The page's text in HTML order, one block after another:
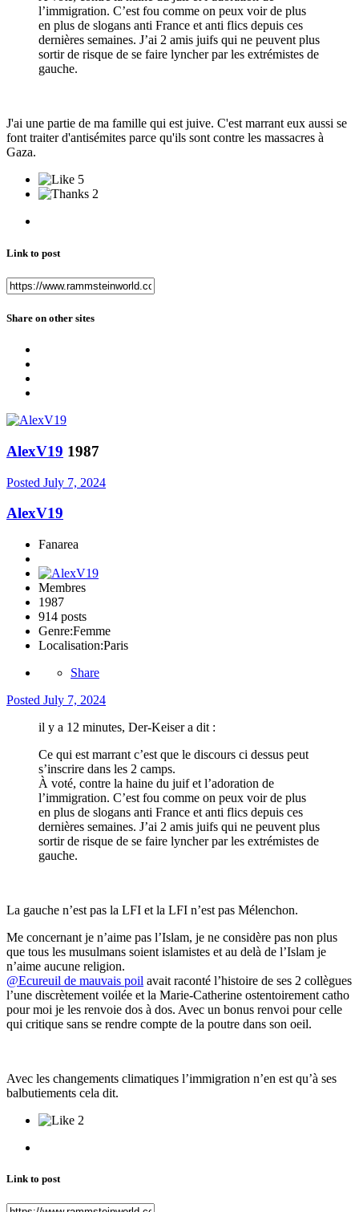
l’immigration. C’est fou comme on peux voir de plus
en plus de slogans anti France et anti flics depuis ces
dernières semaines. J’ai 2 amis juifs qui ne peuvent plus
sortir de risque de se faire lyncher par les extrémistes de
gauche.
J'ai une partie de ma famille qui est juive. C'est marrant eux aussi se
font traiter d'antisémites parce qu'ils sont contre les massacres à
Gaza.
5
2
Link to post
Share on other sites
AlexV19 1987
Posted July 7, 2024
AlexV19
Fanarea
Membres
1987
914 posts
Genre:Femme
Localisation:Paris
Share
Posted July 7, 2024
il y a 12 minutes, Der-Keiser a dit :
Ce qui est marrant c’est que le discours ci dessus peut
s’inscrire dans les 2 camps.
À voté, contre la haine du juif et l’adoration de
l’immigration. C’est fou comme on peux voir de plus
en plus de slogans anti France et anti flics depuis ces
dernières semaines. J’ai 2 amis juifs qui ne peuvent plus
sortir de risque de se faire lyncher par les extrémistes de
gauche.
La gauche n’est pas la LFI et la LFI n’est pas Mélenchon.
Me concernant je n’aime pas l’Islam, je ne considère pas non plus
que tous les musulmans soient islamistes et au delà de l’Islam je
n’aime aucune religion.
@Ecureuil de mauvais poil avait raconté l’histoire de ses 2 collègues
l’une discrètement voilée et la Marie-Catherine ostentoirement catho
pour moi je les renvoie dos à dos. Avec un bonus renvoi pour celle
qui critique sans se rendre compte de la poutre dans son oeil.
Avec les changements climatiques l’immigration n’en est qu’à ses
balbutiements cela dit.
2
Link to post